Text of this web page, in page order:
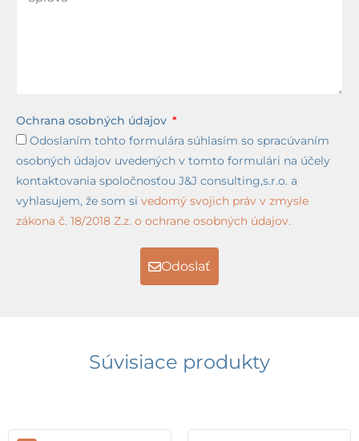
Ochrana osobných údajov
Odoslaním tohto formulára súhlasím so spracúvaním
osobných údajov uvedených v tomto formulári na účely
kontaktovania spoločnosťou J&J consulting,s.r.o. a
vyhlasujem, že som si vedomý svojich práv v zmysle
zákona č. 18/2018 Z.z. o ochrane osobných údajov.
Odoslať
Súvisiace produkty